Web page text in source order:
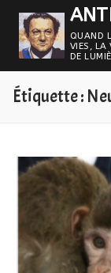
Aller
contenu
QUAND
VIES, LA
DE
Étiquette :